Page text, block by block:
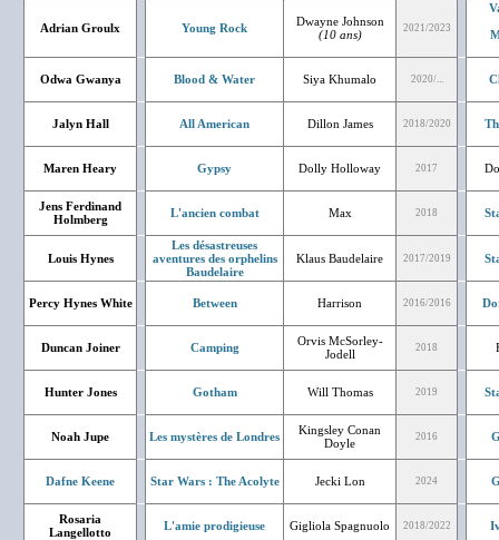
Adrian Groulx Young Rock
Dwayne Johnson
(10 ans)
2021/2023
Odwa Gwanya Blood & Water Siya Khumalo 2020/...
Jalyn Hall All American Dillon James 2018/2020
Maren Heary Gypsy Dolly Holloway 2017
Jens Ferdinand
Holmberg
L'ancien combat Max 2018
Louis Hynes
Les désastreuses
aventures des orphelins
Baudelaire
Klaus Baudelaire 2017/2019
Percy Hynes White Between Harrison 2016/2016
Duncan Joiner Camping
Orvis McSorley-
Jodell
2018
Hunter Jones Gotham Will Thomas 2019
Noah Jupe Les mystères de Londres
Kingsley Conan
Doyle
2016
Dafne Keene Star Wars : The Acolyte Jecki Lon 2024
Rosaria
Langellotto
L'amie prodigieuse Gigliola Spagnuolo 2018/2022